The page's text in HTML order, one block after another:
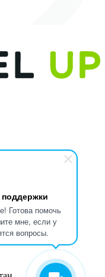
Готова помочь
мне, если у
вопросы.